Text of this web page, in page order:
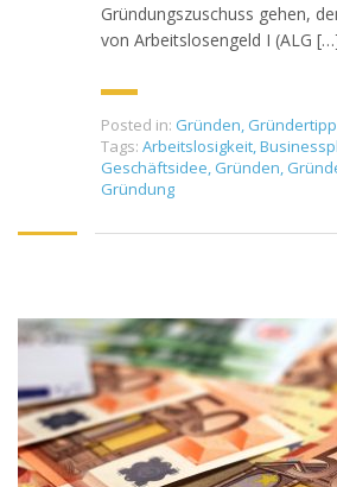
Gründungszuschuss gehen,
von Arbeitslosengeld I (ALG
Posted in: Gründen,
Tags: Arbeitslosigkeit,
Geschäftsidee, Gründen,
Gründung